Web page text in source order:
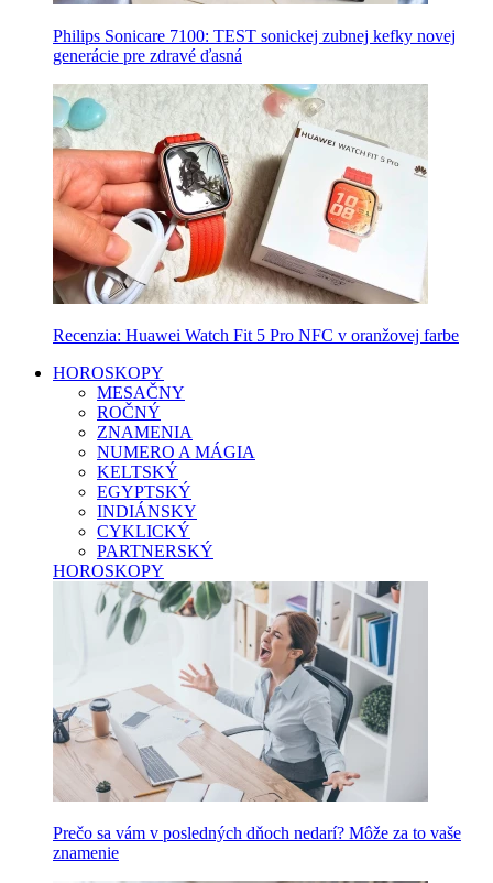
Philips Sonicare 7100: TEST sonickej zubnej kefky novej
generácie pre zdravé ďasná
Recenzia: Huawei Watch Fit 5 Pro NFC v oranžovej farbe
HOROSKOPY
MESAČNY
ROČNÝ
ZNAMENIA
NUMERO A MÁGIA
KELTSKÝ
EGYPTSKÝ
INDIÁNSKY
CYKLICKÝ
PARTNERSKÝ
HOROSKOPY
Prečo sa vám v posledných dňoch nedarí? Môže za to vaše
znamenie